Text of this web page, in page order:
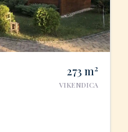
273 m2
VIKENDICA